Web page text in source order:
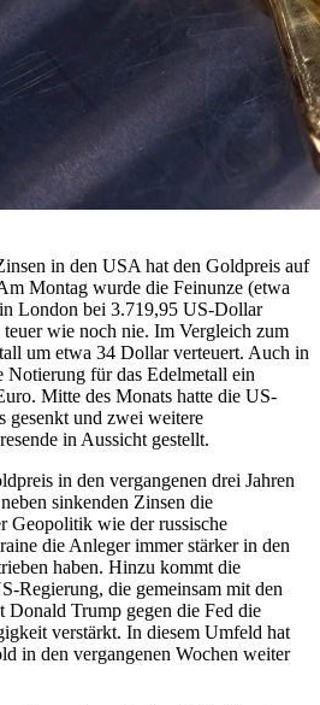
in den USA hat den Goldpreis auf
Montag wurde die Feinunze (etwa
London bei 3.719,95 US-Dollar
wie noch nie. Im Vergleich zum
um etwa 34 Dollar verteuert. Auch in
Notierung für das Edelmetall ein
Mitte des Monats hatte die US-
gesenkt und zwei weitere
in Aussicht gestellt.
in den vergangenen drei Jahren
sinkenden Zinsen die
Geopolitik wie der russische
die Anleger immer stärker in den
haben. Hinzu kommt die
Regierung, die gemeinsam mit den
Trump gegen die Fed die
verstärkt. In diesem Umfeld hat
in den vergangenen Wochen weiter